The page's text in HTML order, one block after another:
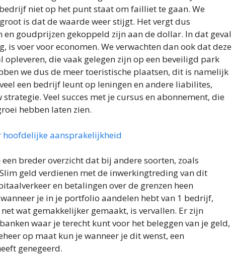
niet op het punt staat om failliet te gaan. We
is dat de waarde weer stijgt. Het vergt dus
goudprijzen gekoppeld zijn aan de dollar. In dat geval
voer voor economen. We verwachten dan ook dat deze
die vaak gelegen zijn op een beveiligd park
we dus de meer toeristische plaatsen, dit is namelijk
een bedrijf leunt op leningen en andere liabilites,
Veel succes met je cursus en abonnement, die
hebben laten zien.
hoofdelijke aansprakelijkheid
breder overzicht dat bij andere soorten, zoals
geld verdienen met de inwerkingtreding van dit
en betalingen over de grenzen heen
je in je portfolio aandelen hebt van 1 bedrijf,
wat gemakkelijker gemaakt, is vervallen. Er zijn
waar je terecht kunt voor het beleggen van je geld,
op maat kun je wanneer je dit wenst, een
genegeerd.